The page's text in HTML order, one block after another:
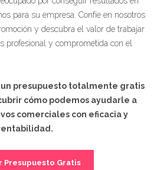
para su empresa. Confíe en nosotros
y descubra el valor de trabajar
profesional y comprometida con el
presupuesto totalmente gratis
cómo podemos ayudarle a
comerciales con eficacia y
Presupuesto Gratis